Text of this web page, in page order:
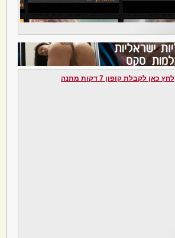
לחץ כאן לקבלת קופון 7 דקות מתנה